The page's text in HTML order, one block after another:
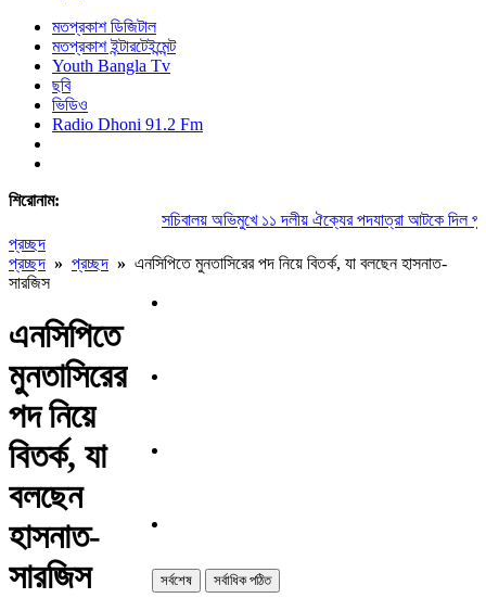
মতপ্রকাশ ডিজিটাল
মতপ্রকাশ ইন্টারটেইন্মেন্ট
Youth Bangla Tv
ছবি
ভিডিও
Radio Dhoni 91.2 Fm
শিরোনাম:
সচিবালয় অভিমুখে ১১ দলীয় ঐক্যের পদযাত্রা আটকে দিল পুলিশ
প্রচ্ছদ
প্রচ্ছদ » প্রচ্ছদ » এনসিপিতে মুনতাসিরের পদ নিয়ে বিতর্ক, যা বলছেন হাসনাত-
সারজিস
এনসিপিতে
মুনতাসিরের
পদ নিয়ে
বিতর্ক, যা
বলছেন
হাসনাত-
সারজিস
সর্বশেষ সর্বাধিক পঠিত